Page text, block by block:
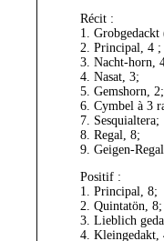
Récit :
1.
2. Principal, 4 ;
3. Nacht-horn,
4. Nasat, 3;
5. Gemshorn, 2;
6. Cymbel à 3
7. Sesquialtera;
8. Regal, 8;
9. Geigen-
Positif :
1. Principal, 8;
2. Quintatön, 8;
3. Lieblich
4. Kleingedakt,